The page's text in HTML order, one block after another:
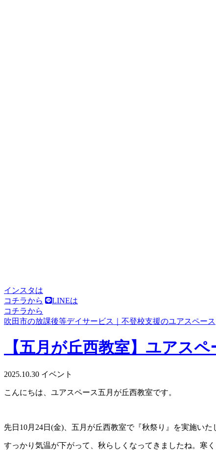
インスタは
コチラから
LINEは
コチラから
吹田市の放課後等デイサービス｜不登校支援のユアスペース
【五月が丘西教室】ユアス
2025.10.30 イベント
こんにちは、ユアスペース五月が丘西教室です。
先日10月24日(金)、五月が丘西教室で『秋祭り』を実施いた
すっかり気温が下がって、秋らしくなってきましたね。寒